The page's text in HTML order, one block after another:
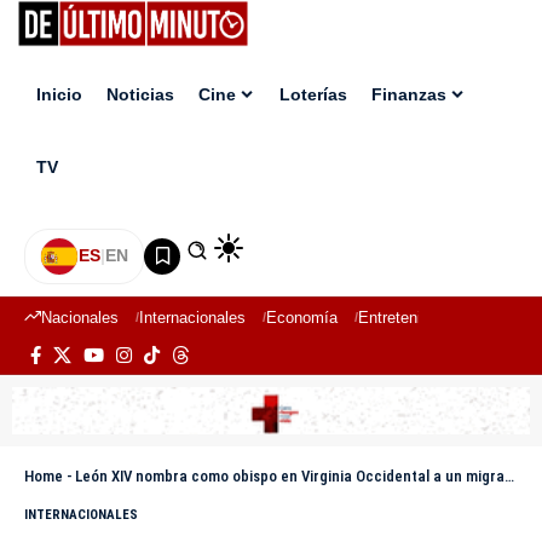
Inicio Noticias Cine Loterías Finanzas
TV
ES|EN
Nacionales Internacionales Economía Entretenimiento
Home - León XIV nombra como obispo en Virginia Occidental a un migrante salvadoreño crítico con Trump
INTERNACIONALES